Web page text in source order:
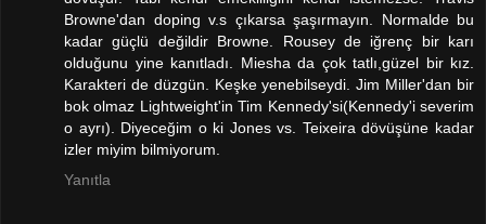
Browne'dan doping v.s çıkarsa şaşırmayın. Normalde bu
kadar güçlü değildir Browne. Rousey de iğrenç bir karı
olduğunu yine kanıtladı. Miesha da çok tatlı,güzel bir kız.
Karakteri de düzgün. Keşke yenebilseydi. Jim Miller'dan bir
bok olmaz Lightweight'in Tim Kennedy'si(Kennedy'i severim
o ayrı). Diyeceğim o ki Jones vs. Teixeira dövüşüne kadar
izler miyim bilmiyorum.
Yanıtla